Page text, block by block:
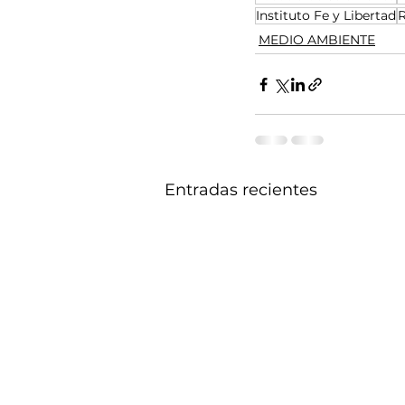
Instituto Fe y Libertad
MEDIO AMBIENTE
Entradas recientes